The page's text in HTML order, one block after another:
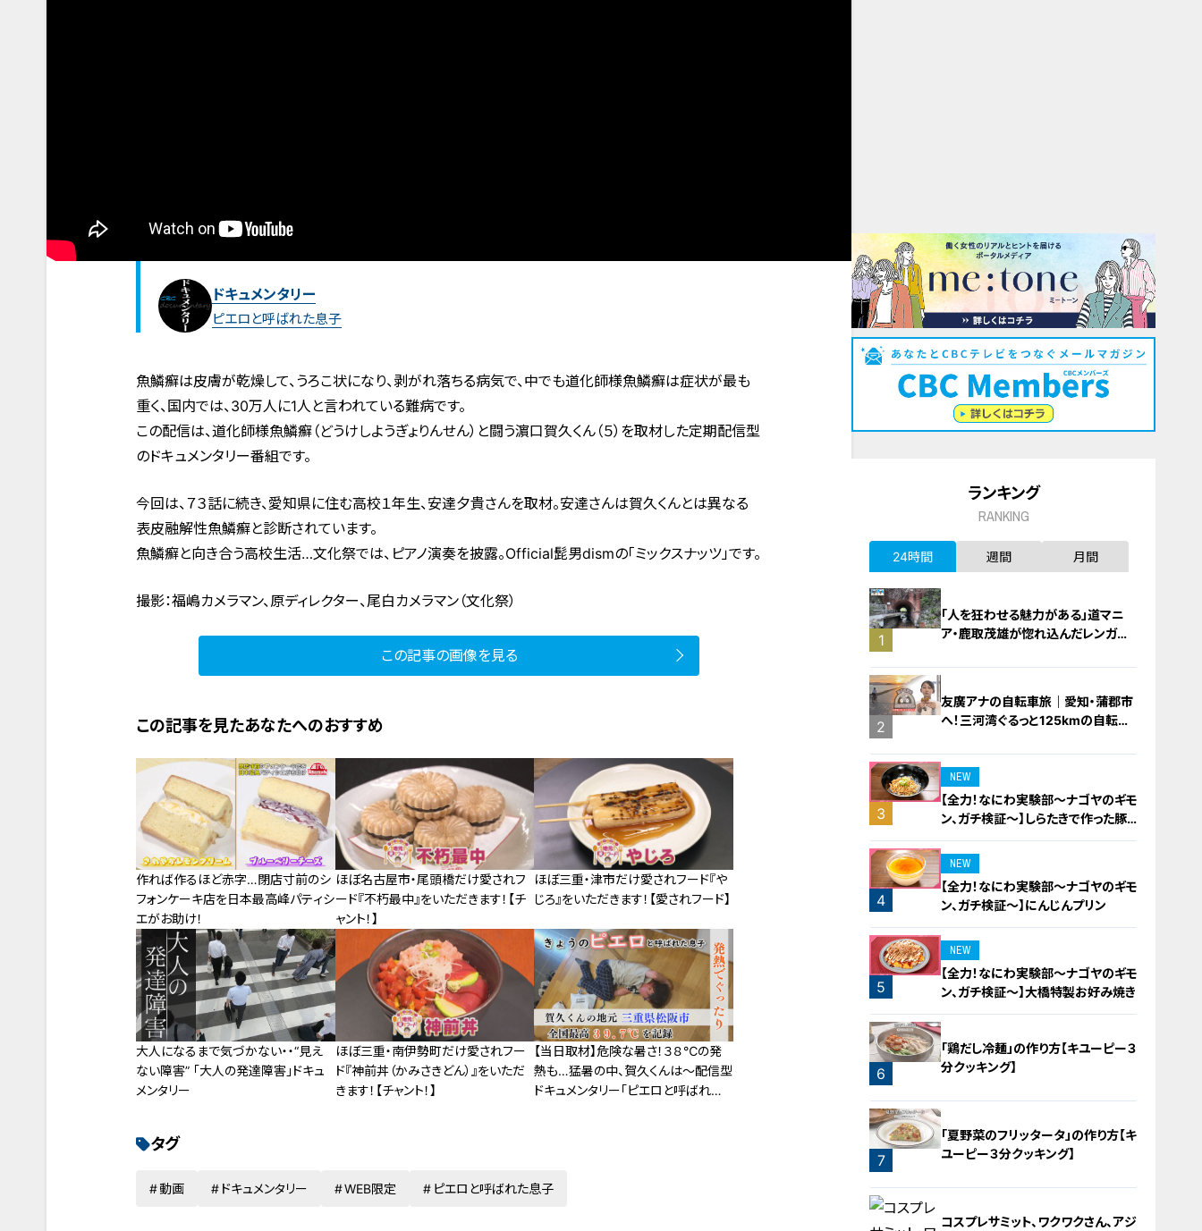
ドキュメンタリー
ピエロと呼ばれた息子
魚鱗癬は皮膚が乾燥して、うろこ状になり、剥がれ落ちる病気で、中でも道化師様魚鱗癬は症状が最も
重く、国内では、30万人に1人と言われている難病です。
この配信は、道化師様魚鱗癬（どうけしようぎょりんせん）と闘う濵口賀久くん（５）を取材した定期配信型
のドキュメンタリー番組です。
今回は、７３話に続き、愛知県に住む高校１年生、安達夕貴さんを取材。安達さんは賀久くんとは異なる
表皮融解性魚鱗癬と診断されています。
魚鱗癬と向き合う高校生活…文化祭では、ピアノ演奏を披露。Official髭男dismの「ミックスナッツ」です。
撮影：福嶋カメラマン、原ディレクター、尾白カメラマン（文化祭）
この記事の画像を見る
この記事を見たあなたへのおすすめ
作れば作るほど赤字…閉店寸前のシ
フォンケーキ店を日本最高峰パティシ
エがお助け！
ほぼ名古屋市・尾頭橋だけ愛されフ
ード『不朽最中』をいただきます！【チ
ャント！】
ほぼ三重・津市だけ愛されフード『や
じろ』をいただきます！【愛されフード】
大人になるまで気づかない・・“見え
ない障害” 「大人の発達障害」ドキュ
メンタリー
ほぼ三重・南伊勢町だけ愛されフー
ド『神前丼（かみさきどん）』をいただ
きます！【チャント！】
【当日取材】危険な暑さ！３８℃の発
熱も…猛暑の中、賀久くんは～配信型
ドキュメンタリー「ピエロと呼ばれた
タグ
動画 ドキュメンタリー WEB限定 ピエロと呼ばれた息子
ランキング
RANKING
24時間 週間 月間
1
「人を狂わせる魅力がある」道マニ
ア・鹿取茂雄が惚れ込んだレンガの
2
友廣アナの自転車旅｜愛知・蒲郡市
へ！三河湾ぐるっと125kmの自転車
3
NEW
【全力！なにわ実験部～ナゴヤのギモ
ン、ガチ検証～】しらたきで作った豚
バラミンチの油そば
4
NEW
【全力！なにわ実験部～ナゴヤのギモ
ン、ガチ検証～】にんじんプリン
5
NEW
【全力！なにわ実験部～ナゴヤのギモ
ン、ガチ検証～】大橋特製お好み焼き
6
「鶏だし冷麺」の作り方【キユーピー３
分クッキング】
7
「夏野菜のフリッタータ」の作り方【キ
ユーピー３分クッキング】
コスプレサミット、ワクワクさん、アジ